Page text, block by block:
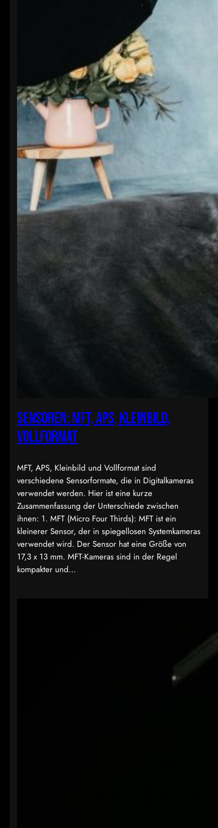
Sensoren: MFT, APS, Kleinbild,
Vollformat
MFT, APS, Kleinbild und Vollformat sind
verschiedene Sensorformate, die in Digitalkameras
verwendet werden. Hier ist eine kurze
Zusammenfassung der Unterschiede zwischen
ihnen: 1. MFT (Micro Four Thirds): MFT ist ein
kleinerer Sensor, der in spiegellosen Systemkameras
verwendet wird. Der Sensor hat eine Größe von
17,3 x 13 mm. MFT-Kameras sind in der Regel
kompakter und…